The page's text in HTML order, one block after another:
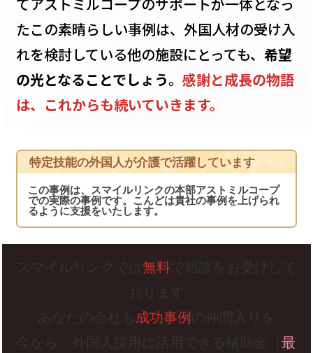
たこの素晴らしい事例は、外国人材の受け入
れを検討している他の施設にとっても、希望
の光となることでしょう。感謝と成長の物語
は、これからも続いていきます。
特定技能の外国人が介護で活躍しています
この事例は、スマイルリンクの本部アストミルコープ
での実際の事例です。こんどは貴社の事例を上げられ
るように支援をいたします。
無料
成功事例
今なら、外国人採用に活用できる補助金（最